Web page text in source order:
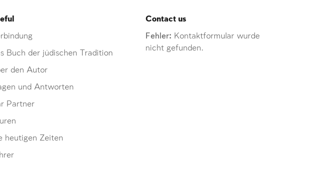
Contact us
Fehler: Kontaktformular wurde
nicht gefunden.
Buch der jüdischen Tradition
den Autor
und Antworten
Partner
heutigen Zeiten